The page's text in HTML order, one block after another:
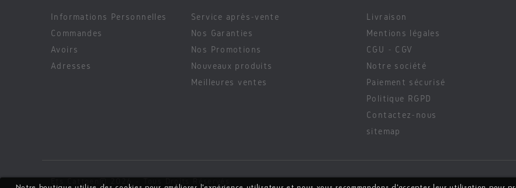
Informations Personnelles
Commandes
Avoirs
Adresses
Service après-vente
Nos Garanties
Nos Promotions
Nouveaux produits
Meilleures ventes
Livraison
Mentions légales
CGU - CGV
Notre société
Paiement sécurisé
Politique RGPD
Contactez-nous
sitemap